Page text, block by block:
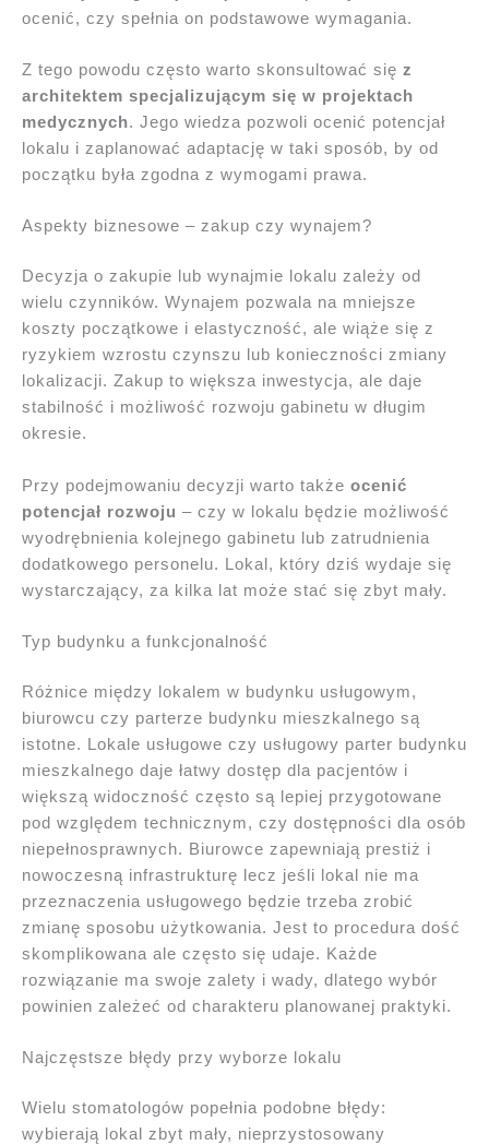
ocenić, czy spełnia on podstawowe wymagania.
Z tego powodu często warto skonsultować się z
architektem specjalizującym się w projektach
medycznych. Jego wiedza pozwoli ocenić potencjał
lokalu i zaplanować adaptację w taki sposób, by od
początku była zgodna z wymogami prawa.
Aspekty biznesowe – zakup czy wynajem?
Decyzja o zakupie lub wynajmie lokalu zależy od
wielu czynników. Wynajem pozwala na mniejsze
koszty początkowe i elastyczność, ale wiąże się z
ryzykiem wzrostu czynszu lub konieczności zmiany
lokalizacji. Zakup to większa inwestycja, ale daje
stabilność i możliwość rozwoju gabinetu w długim
okresie.
Przy podejmowaniu decyzji warto także ocenić
potencjał rozwoju – czy w lokalu będzie możliwość
wyodrębnienia kolejnego gabinetu lub zatrudnienia
dodatkowego personelu. Lokal, który dziś wydaje się
wystarczający, za kilka lat może stać się zbyt mały.
Typ budynku a funkcjonalność
Różnice między lokalem w budynku usługowym,
biurowcu czy parterze budynku mieszkalnego są
istotne. Lokale usługowe czy usługowy parter budynku
mieszkalnego daje łatwy dostęp dla pacjentów i
większą widoczność często są lepiej przygotowane
pod względem technicznym, czy dostępności dla osób
niepełnosprawnych. Biurowce zapewniają prestiż i
nowoczesną infrastrukturę lecz jeśli lokal nie ma
przeznaczenia usługowego będzie trzeba zrobić
zmianę sposobu użytkowania. Jest to procedura dość
skomplikowana ale często się udaje. Każde
rozwiązanie ma swoje zalety i wady, dlatego wybór
powinien zależeć od charakteru planowanej praktyki.
Najczęstsze błędy przy wyborze lokalu
Wielu stomatologów popełnia podobne błędy:
wybierają lokal zbyt mały, nieprzystosowany